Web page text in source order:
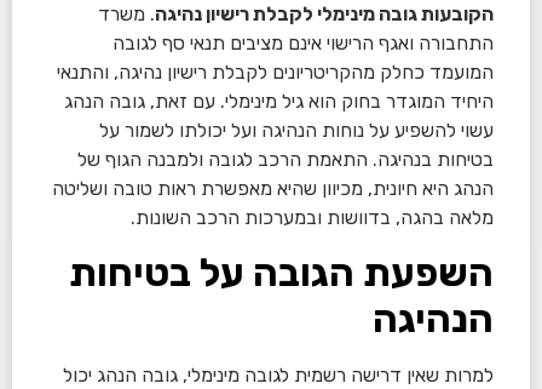
הקובעות גובה מינימלי לקבלת רישיון נהיגה. משרד
התחבורה ואגף הרישוי אינם מציבים תנאי סף לגובה
המועמד כחלק מהקריטריונים לקבלת רישיון נהיגה, והתנאי
היחיד המוגדר בחוק הוא גיל מינימלי. עם זאת, גובה הנהג
עשוי להשפיע על נוחות הנהיגה ועל יכולתו לשמור על
בטיחות בנהיגה. התאמת הרכב לגובה ולמבנה הגוף של
הנהג היא חיונית, מכיוון שהיא מאפשרת ראות טובה ושליטה
מלאה בהגה, בדוושות ובמערכות הרכב השונות.
השפעת הגובה על בטיחות
הנהיגה
למרות שאין דרישה רשמית לגובה מינימלי, גובה הנהג יכול